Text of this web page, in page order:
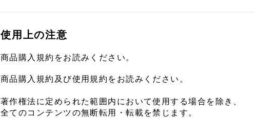
使用上の注意
商品購入規約をお読みください。
商品購入規約及び使用規約をお読みください。
著作権法に定められた範囲内において使用する場合を除き、
全てのコンテンツの無断転用・転載を禁じます。